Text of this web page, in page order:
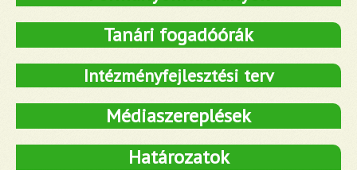
Tanári fogadóórák
Intézményfejlesztési terv
Médiaszereplések
Határozatok